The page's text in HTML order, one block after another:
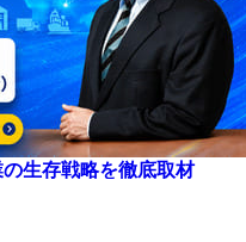
生存戦略を徹底取材